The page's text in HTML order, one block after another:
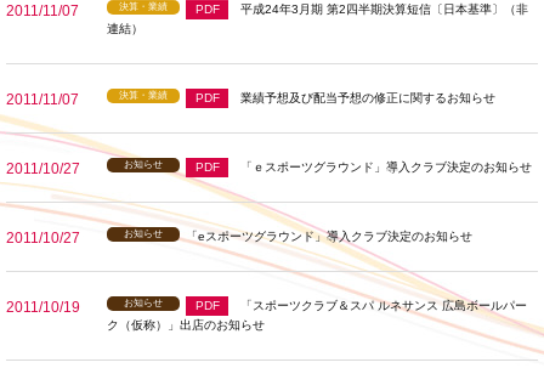
2011/11/07 決算・業績 PDF
平成24年3月期 第2四半期決算短信〔日本基準〕（非
連結）
2011/11/07 決算・業績 PDF 業績予想及び配当予想の修正に関するお知らせ
2011/10/27 お知らせ PDF 「ｅスポーツグラウンド」導入クラブ決定のお知らせ
2011/10/27 お知らせ 「eスポーツグラウンド」導入クラブ決定のお知らせ
2011/10/19 お知らせ PDF
「スポーツクラブ＆スパ ルネサンス 広島ボールパー
ク（仮称）」出店のお知らせ